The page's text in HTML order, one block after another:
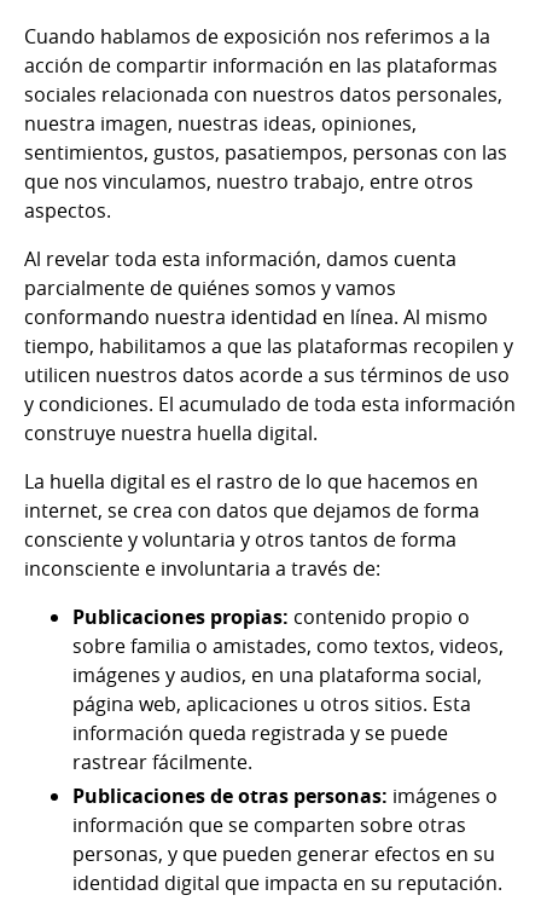
Cuando hablamos de exposición nos referimos a la
acción de compartir información en las plataformas
sociales relacionada con nuestros datos personales,
nuestra imagen, nuestras ideas, opiniones,
sentimientos, gustos, pasatiempos, personas con las
que nos vinculamos, nuestro trabajo, entre otros
aspectos.
Al revelar toda esta información, damos cuenta
parcialmente de quiénes somos y vamos
conformando nuestra identidad en línea. Al mismo
tiempo, habilitamos a que las plataformas recopilen y
utilicen nuestros datos acorde a sus términos de uso
y condiciones. El acumulado de toda esta información
construye nuestra huella digital.
La huella digital es el rastro de lo que hacemos en
internet, se crea con datos que dejamos de forma
consciente y voluntaria y otros tantos de forma
inconsciente e involuntaria a través de:
Publicaciones propias: contenido propio o
sobre familia o amistades, como textos, videos,
imágenes y audios, en una plataforma social,
página web, aplicaciones u otros sitios. Esta
información queda registrada y se puede
rastrear fácilmente.
Publicaciones de otras personas: imágenes o
información que se comparten sobre otras
personas, y que pueden generar efectos en su
identidad digital que impacta en su reputación.